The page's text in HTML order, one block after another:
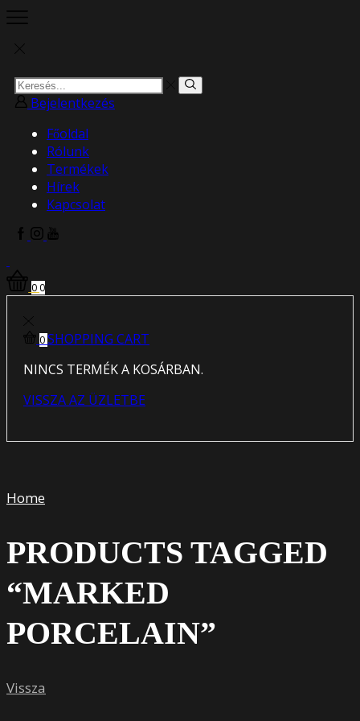
Search
input
Search
Bejelentkezés
Főoldal
Rólunk
Termékek
Hírek
Kapcsolat
Facebook
Instagram
Youtube
0 0
0SHOPPING CART
NINCS TERMÉK A KOSÁRBAN.
VISSZA AZ ÜZLETBE
Home
PRODUCTS TAGGED
“MARKED
PORCELAIN”
Vissza